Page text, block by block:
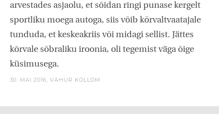
arvestades asjaolu, et sõidan ringi punase kergelt
sportliku moega autoga, siis võib kõrvaltvaatajale
tunduda, et keskeakriis või midagi sellist. Jättes
kõrvale sõbraliku iroonia, oli tegemist väga õige
küsimusega.
30. MAI 2016, VAHUR KOLLOM